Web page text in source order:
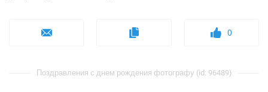
0
Поздравления с днем рождения фотографу (id: 96489)